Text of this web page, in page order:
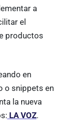
a
el
productos
en
o snippets en
la nueva
LA VOZ.